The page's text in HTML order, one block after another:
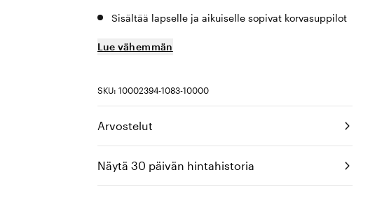
Sisältää lapselle ja aikuiselle sopivat korvasuppilot
Lue vähemmän
SKU: 10002394-1083-10000
Arvostelut
Näytä 30 päivän hintahistoria